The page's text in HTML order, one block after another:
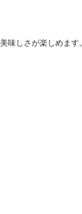
味しさが楽しめます